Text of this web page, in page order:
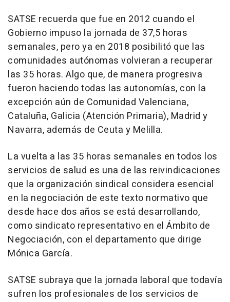
SATSE recuerda que fue en 2012 cuando el
Gobierno impuso la jornada de 37,5 horas
semanales, pero ya en 2018 posibilitó que las
comunidades autónomas volvieran a recuperar
las 35 horas. Algo que, de manera progresiva
fueron haciendo todas las autonomías, con la
excepción aún de Comunidad Valenciana,
Cataluña, Galicia (Atención Primaria), Madrid y
Navarra, además de Ceuta y Melilla.
La vuelta a las 35 horas semanales en todos los
servicios de salud es una de las reivindicaciones
que la organización sindical considera esencial
en la negociación de este texto normativo que
desde hace dos años se está desarrollando,
como sindicato representativo en el Ámbito de
Negociación, con el departamento que dirige
Mónica García.
SATSE subraya que la jornada laboral que todavía
sufren los profesionales de los servicios de